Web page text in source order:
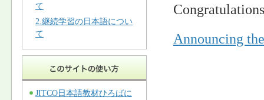
て
2.継続学習の日本語につい
て
JITCO日本語教材ひろばに
Announcing